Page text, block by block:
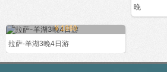
晚
¥ 1060
拉萨-羊湖3晚4日游